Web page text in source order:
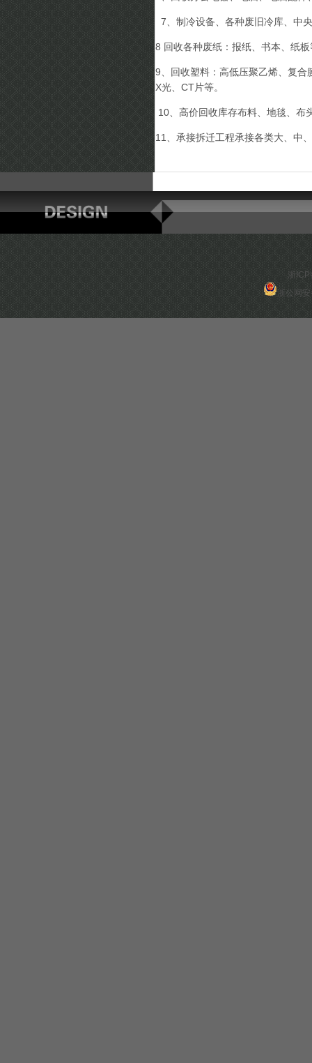
7、制冷设备、各种废旧冷库、中
8 回收各种废纸：报纸、书本、纸
9、回收塑料：高低压聚乙烯、复
X光、CT片等。
10、高价回收库存布料、地毯、布
11、承接拆迁工程承接各类大、中
浙
浙公网